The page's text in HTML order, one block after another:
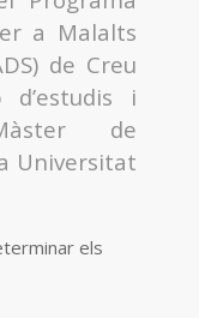
a Malalts
de Creu
d’estudis i
de
Universitat
els